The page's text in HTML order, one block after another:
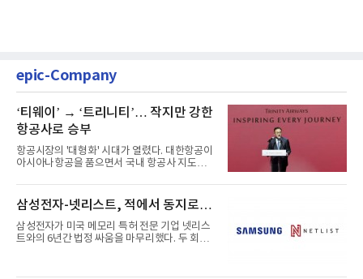
epic-Company
‘티웨이’ → ‘트리니티’… 작지만 강한
항공사로 승부
항공시장의 '대형화' 시대가 열렸다. 대한항공이
아시아나항공을 품으면서 국내 항공사 지도가
삼성전자-넷리스트, 적에서 동지로…
삼성전자가 미국 메모리 특허 전문 기업 넷리스
트와의 6년간 법정 싸움을 마무리했다. 두 회사